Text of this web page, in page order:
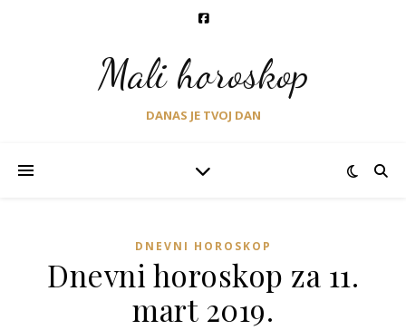
Mali horoskop
DANAS JE TVOJ DAN
DNEVNI HOROSKOP
Dnevni horoskop za 11.
mart 2019.